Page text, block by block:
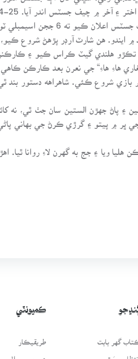
ايندو. هن شارٽ آرڊر پڙهڻ شروع
تڪڙو هلندي گيٽ ڪراس ڪيو ۽
شروع ڪئي. شاهراهه دستور بند ٿي
۽ پاڻ جهڙن الستين سان جٺ ٿي، نه
۾ پيتو ۽ گرڙي ڪرڻ جي بهاني پاڻي
ڪتاب گهر بابت
سَٿ
ڪميونٽي
طريقيڪار
عمومي سوال